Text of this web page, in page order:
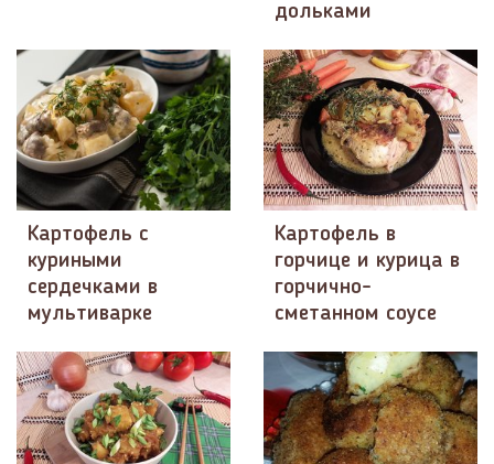
дольками
Картофель с
куриными
сердечками в
мультиварке
Картофель в
горчице и курица в
горчично-
сметанном соусе